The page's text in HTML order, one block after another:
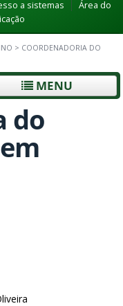
a sistemas
Área do
> COORDENADORIA DO
MENU
do